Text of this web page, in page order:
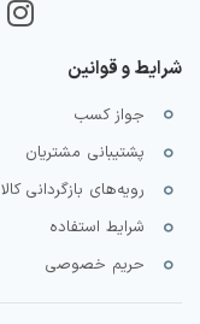
شرایط و قوانین
جواز کسب
پشتیبانی مشتریان
رویه‌های بازگردانی کالا
شرایط استفاده
حریم خصوصی